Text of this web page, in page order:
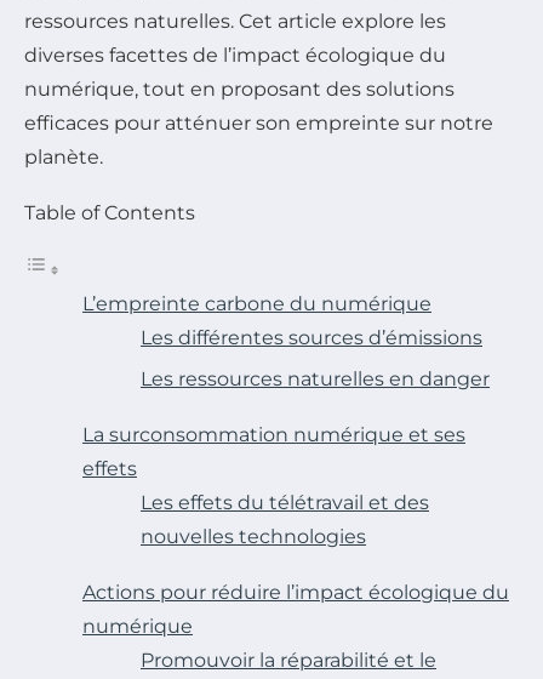
ressources naturelles. Cet article explore les
diverses facettes de l’impact écologique du
numérique, tout en proposant des solutions
efficaces pour atténuer son empreinte sur notre
planète.
Table of Contents
L’empreinte carbone du numérique
Les différentes sources d’émissions
Les ressources naturelles en danger
La surconsommation numérique et ses
effets
Les effets du télétravail et des
nouvelles technologies
Actions pour réduire l’impact écologique du
numérique
Promouvoir la réparabilité et le